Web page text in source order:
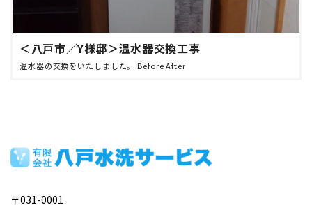
＜八戸市／Y様邸＞温水器交換工事
温水器の交換をいたしました。 Before After
〒031-0001